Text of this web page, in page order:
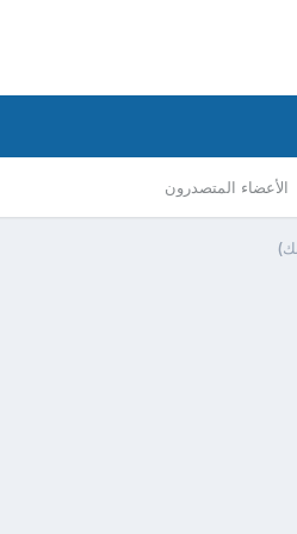
الأعضاء المتصدرون